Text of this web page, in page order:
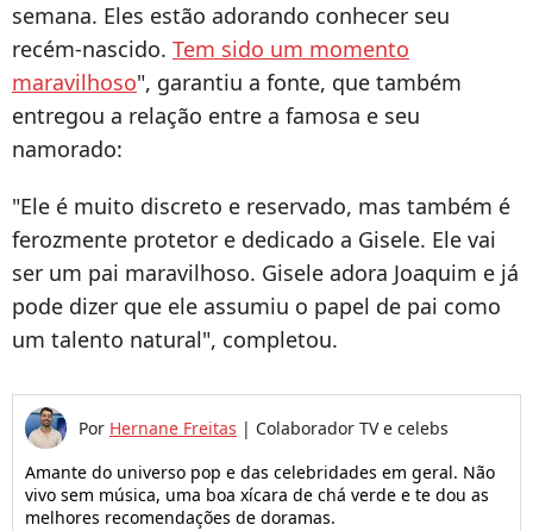
semana. Eles estão adorando conhecer seu
recém-nascido. Tem sido um momento
maravilhoso", garantiu a fonte, que também
entregou a relação entre a famosa e seu
namorado:
"Ele é muito discreto e reservado, mas também é
ferozmente protetor e dedicado a Gisele. Ele vai
ser um pai maravilhoso. Gisele adora Joaquim e já
pode dizer que ele assumiu o papel de pai como
um talento natural", completou.
Por Hernane Freitas | Colaborador TV e celebs
Amante do universo pop e das celebridades em geral. Não
vivo sem música, uma boa xícara de chá verde e te dou as
melhores recomendações de doramas.